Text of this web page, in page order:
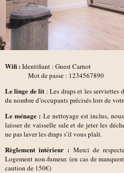
Wifi : Identifiant : Guest Carnot
Mot de passe : 1234567890
Le linge de lit : Les draps et les
du nombre d’occupants précisés lors de
Le ménage : Le nettoyage est inclus,
laisser de vaisselle sale et de jeter les
ne pas laver les draps s’il vous plaît.
Règlement intérieur : Merci de
Logement non-fumeur. (en cas de
caution de 150€)